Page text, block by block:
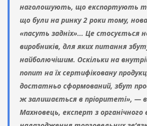
наголошують, що експортують ті
що були на ринку 2 роки тому,
«пасуть задніх»... Це стосується
виробників, для яких питання
найболючішим. Оскільки на
попит на їх сертифіковану
достатньо сформований, збут
ж залишається в пріоритеті», —
Махновець, експерт з